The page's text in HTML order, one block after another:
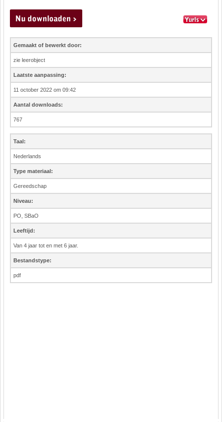
Gemaakt of bewerkt door:
zie leerobject
Laatste aanpassing:
11 october 2022 om 09:42
Aantal downloads:
767
Taal:
Nederlands
Type materiaal:
Gereedschap
Niveau:
PO, SBaO
Leeftijd:
Van 4 jaar tot en met 6 jaar.
Bestandstype:
pdf